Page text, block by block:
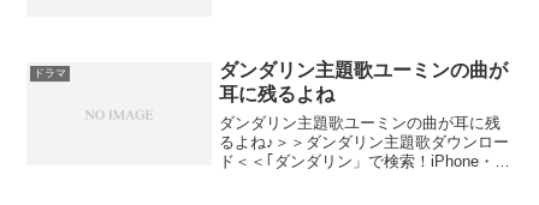
本を書いているのは西荻弓...
ドラマ
ダンダリン主題歌ユーミンの曲が
耳に残るよね
ダンダリン主題歌ユーミンの曲が耳に残
るよね♪＞＞ダンダリン主題歌ダウンロー
ド＜＜｢ダンダリン」で検索！iPhone・